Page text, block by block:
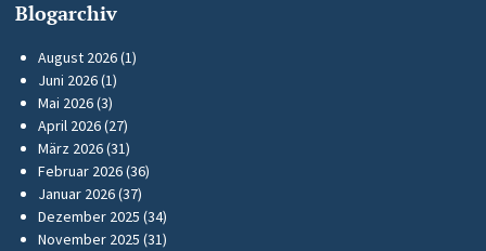
Blogarchiv
August 2026(1)
Juni 2026(1)
Mai 2026(3)
April 2026(27)
März 2026(31)
Februar 2026(36)
Januar 2026(37)
Dezember 2025 (34)
November 2025 (31)